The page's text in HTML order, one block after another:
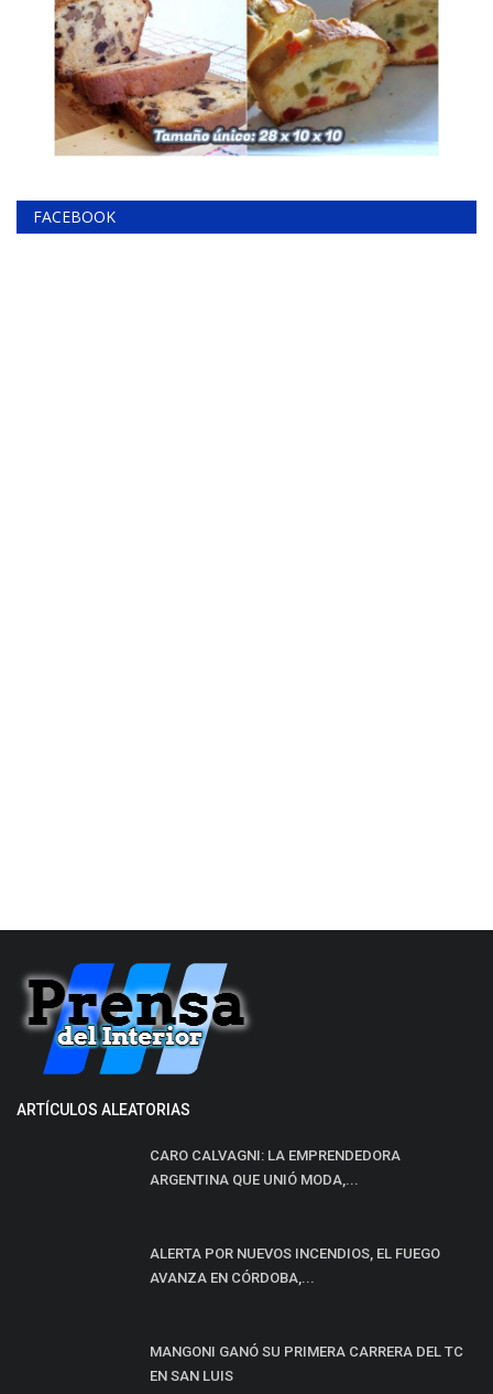
FACEBOOK
ARTÍCULOS ALEATORIAS
CARO CALVAGNI: LA EMPRENDEDORA
ARGENTINA QUE UNIÓ MODA,...
ALERTA POR NUEVOS INCENDIOS, EL FUEGO
AVANZA EN CÓRDOBA,...
MANGONI GANÓ SU PRIMERA CARRERA DEL TC
EN SAN LUIS